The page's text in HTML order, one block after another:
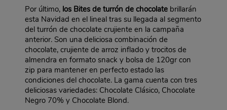
Por último,los Bites de turrón de chocolate brillarán
esta Navidad en el lineal tras su llegada al segmento
del turrón de chocolate crujiente en la campaña
anterior. Son una deliciosa combinación de
chocolate, crujiente de arroz inflado y trocitos de
almendra en formato snack y bolsa de 120gr con
zip para mantener en perfecto estado las
condiciones del chocolate. La gama cuenta con tres
deliciosas variedades: Chocolate Clásico, Chocolate
Negro 70% y Chocolate Blond.